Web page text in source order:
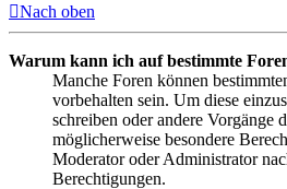
Nach oben
Warum kann ich auf bestimmte
Manche Foren können
vorbehalten sein. Um diese
schreiben oder andere Vorgänge
möglicherweise besondere
Moderator oder Administrator
Berechtigungen.